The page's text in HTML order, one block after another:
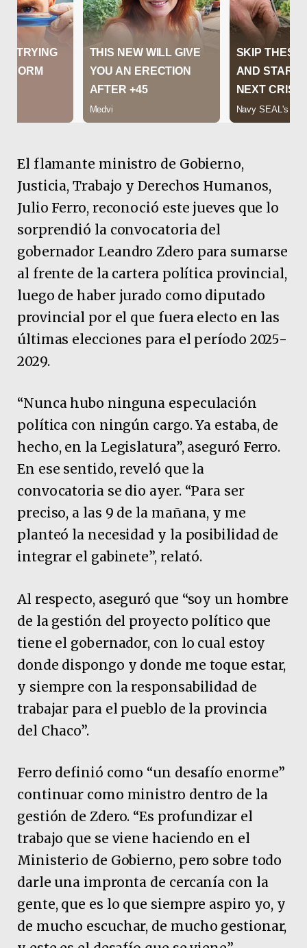
El flamante ministro de Gobierno,
Justicia, Trabajo y Derechos Humanos,
Julio Ferro, reconoció este jueves que lo
sorprendió la convocatoria del
gobernador Leandro Zdero para sumarse
al frente de la cartera política provincial,
luego de haber jurado como diputado
provincial por el que fuera electo en las
últimas elecciones para el período 2025-
2029.
“Nunca hubo ninguna especulación
política con ningún cargo. Ya estaba, de
hecho, en la Legislatura”, aseguró Ferro.
En ese sentido, reveló que la
convocatoria se dio ayer. “Para ser
preciso, a las 9 de la mañana, y me
planteó la necesidad y la posibilidad de
integrar el gabinete”, relató.
Al respecto, aseguró que “soy un hombre
de la gestión del proyecto político que
tiene el gobernador, con lo cual estoy
donde dispongo y donde me toque estar,
y siempre con la responsabilidad de
trabajar para el pueblo de la provincia
del Chaco”.
Ferro definió como “un desafío enorme”
continuar como ministro dentro de la
gestión de Zdero. “Es profundizar el
trabajo que se viene haciendo en el
Ministerio de Gobierno, pero sobre todo
darle una impronta de cercanía con la
gente, que es lo que siempre aspiro yo, y
de mucho escuchar, de mucho gestionar,